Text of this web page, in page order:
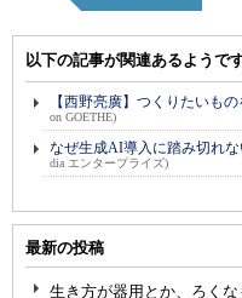
以下の記事が関連あるようで
【西野亮廣】つくりたいも
on GOETHE)
なぜ生成AI導入に踏み切れ
dia エンタープライズ)
最新の投稿
生き方が器用とか、ろく